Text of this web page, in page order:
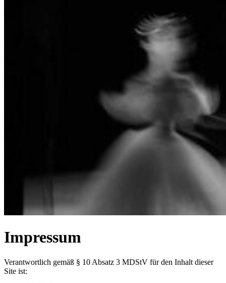
Impressum
Verantwortlich gemäß § 10 Absatz 3 MDStV für den Inhalt dieser
Site ist: